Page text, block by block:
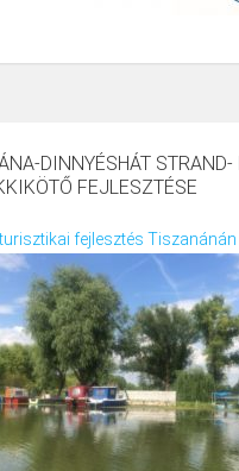
DINNYÉSHÁT STRAND-
FEJLESZTÉSE
fejlesztés Tiszanánán